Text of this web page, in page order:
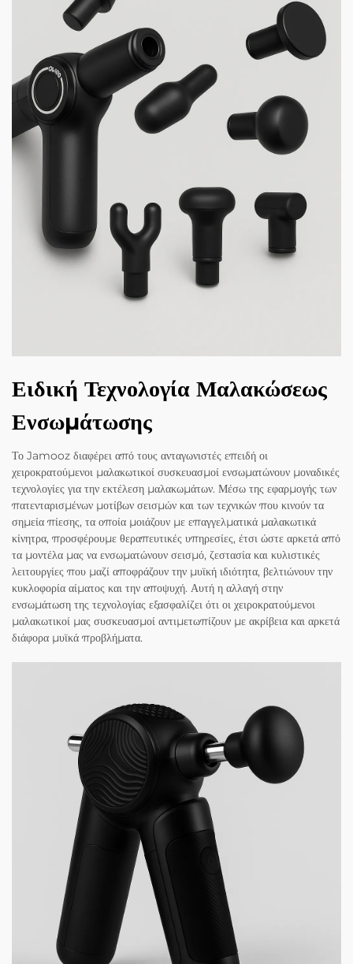
Ειδική Τεχνολογία Μαλακώσεως
Ενσωμάτωσης
Το Jamooz διαφέρει από τους ανταγωνιστές επειδή οι
χειροκρατούμενοι μαλακωτικοί συσκευασμοί ενσωματώνουν μοναδικές
τεχνολογίες για την εκτέλεση μαλακωμάτων. Μέσω της εφαρμογής των
πατενταρισμένων μοτίβων σεισμών και των τεχνικών που κινούν τα
σημεία πίεσης, τα οποία μοιάζουν με επαγγελματικά μαλακωτικά
κίνητρα, προσφέρουμε θεραπευτικές υπηρεσίες, έτσι ώστε αρκετά από
τα μοντέλα μας να ενσωματώνουν σεισμό, ζεστασία και κυλιστικές
λειτουργίες που μαζί αποφράζουν την μυϊκή ιδιότητα, βελτιώνουν την
κυκλοφορία αίματος και την αποψυχή. Αυτή η αλλαγή στην
ενσωμάτωση της τεχνολογίας εξασφαλίζει ότι οι χειροκρατούμενοι
μαλακωτικοί μας συσκευασμοί αντιμετωπίζουν με ακρίβεια και αρκετά
διάφορα μυϊκά προβλήματα.